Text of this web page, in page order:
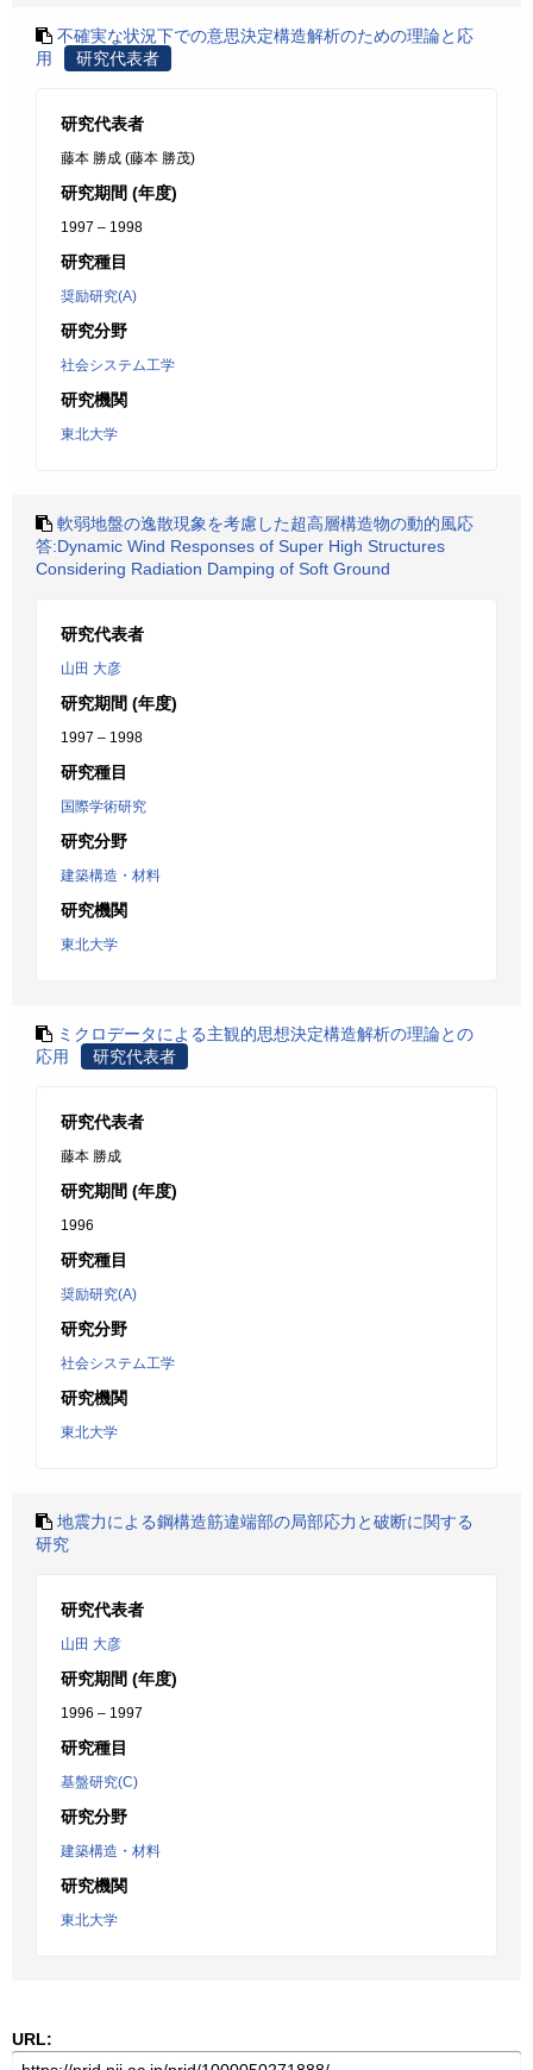
不確実な状況下での意思決定構造解析のための理論と応
用
研究代表者
研究代表者
藤本 勝成 (藤本 勝茂)
研究期間 (年度)
1997 – 1998
研究種目
奨励研究(A)
研究分野
社会システム工学
研究機関
東北大学
軟弱地盤の逸散現象を考慮した超高層構造物の動的風応
答:Dynamic Wind Responses of Super High Structures
Considering Radiation Damping of Soft Ground
研究代表者
山田 大彦
研究期間 (年度)
1997 – 1998
研究種目
国際学術研究
研究分野
建築構造・材料
研究機関
東北大学
ミクロデータによる主観的思想決定構造解析の理論との
応用
研究代表者
研究代表者
藤本 勝成
研究期間 (年度)
1996
研究種目
奨励研究(A)
研究分野
社会システム工学
研究機関
東北大学
地震力による鋼構造筋違端部の局部応力と破断に関する
研究
研究代表者
山田 大彦
研究期間 (年度)
1996 – 1997
研究種目
基盤研究(C)
研究分野
建築構造・材料
研究機関
東北大学
URL: